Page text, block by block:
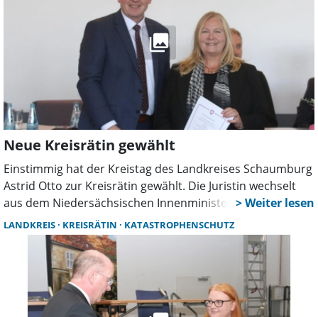
Neue Kreisrätin gewählt
Einstimmig hat der Kreistag des Landkreises Schaumburg
Astrid Otto zur Kreisrätin gewählt. Die Juristin wechselt
aus dem Niedersächsischen Innenministerium nach
Schaumburg und wird das Dezernat mit der Zuständigkeit
für den Bereich „Recht und Ordnung“ übernehmen.
LANDKREIS KREISRÄTIN KATASTROPHENSCHUTZ